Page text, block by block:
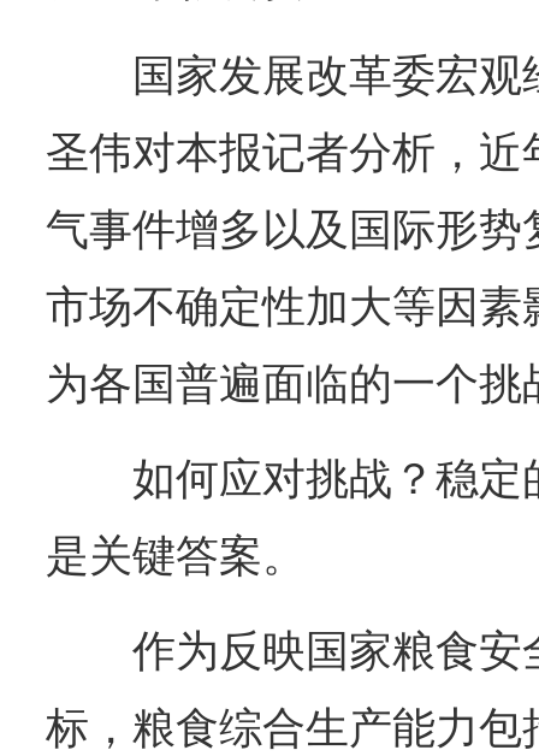
国家发展改革委宏
圣伟对本报记者分析，
气事件增多以及国际形
市场不确定性加大等因
为各国普遍面临的一个挑
如何应对挑战？稳
是关键答案。
作为反映国家粮食
标，粮食综合生产能力